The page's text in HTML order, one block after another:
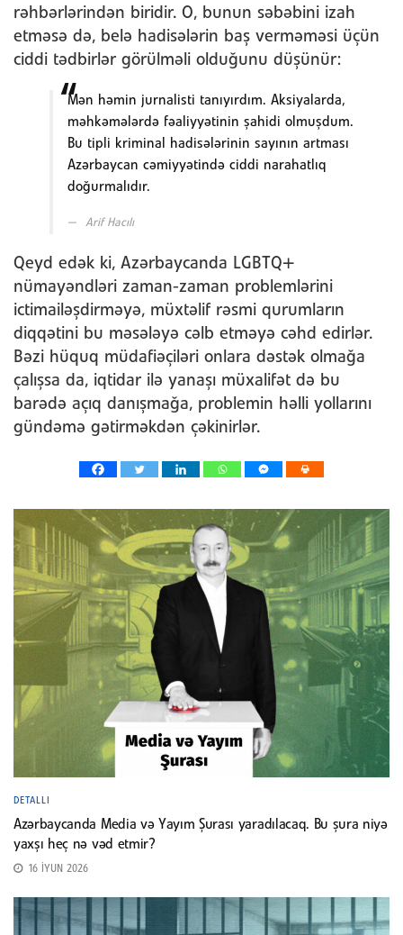
rəhbərlərindən biridir. O, bunun səbəbini izah
etməsə də, belə hadisələrin baş verməməsi üçün
ciddi tədbirlər görülməli olduğunu düşünür:
Mən həmin jurnalisti tanıyırdım. Aksiyalarda,
məhkəmələrdə fəaliyyətinin şahidi olmuşdum.
Bu tipli kriminal hadisələrinin sayının artması
Azərbaycan cəmiyyətində ciddi narahatlıq
doğurmalıdır.
Arif Hacılı
Qeyd edək ki, Azərbaycanda LGBTQ+
nümayəndləri zaman-zaman problemlərini
ictimailəşdirməyə, müxtəlif rəsmi qurumların
diqqətini bu məsələyə cəlb etməyə cəhd edirlər.
Bəzi hüquq müdafiəçiləri onlara dəstək olmağa
çalışsa da, iqtidar ilə yanaşı müxalifət də bu
barədə açıq danışmağa, problemin həlli yollarını
gündəmə gətirməkdən çəkinirlər.
DETALLI
Azərbaycanda Media və Yayım Şurası yaradılacaq. Bu şura niyə
yaxşı heç nə vəd etmir?
16 İYUN 2026